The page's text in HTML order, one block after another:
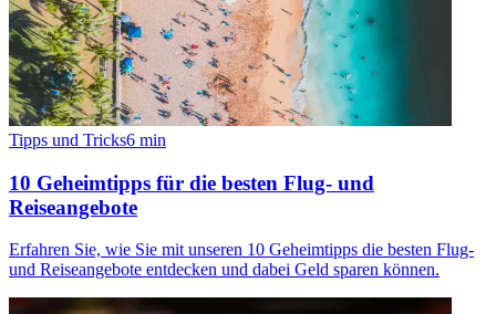
Tipps und Tricks6 min
10 Geheimtipps für die besten Flug- und
Reiseangebote
Erfahren Sie, wie Sie mit unseren 10 Geheimtipps die besten Flug-
und Reiseangebote entdecken und dabei Geld sparen können.